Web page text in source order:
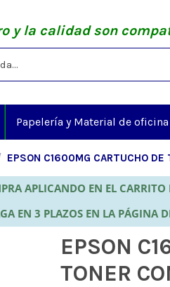
y la calidad son
Papelería y Material de oficina
EPSON C1600MG CARTUCHO DE
APLICANDO EN EL
EN 3 PLAZOS EN LA PÁGINA
EPSON
TONER